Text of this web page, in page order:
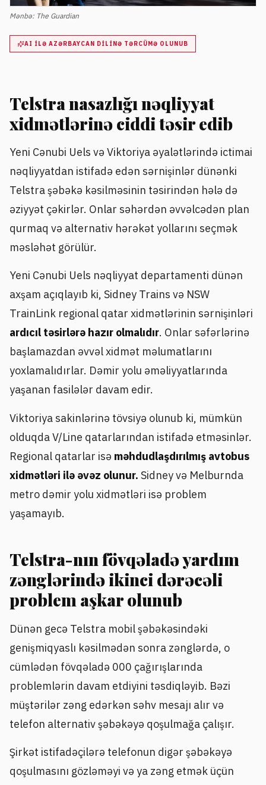
Mənbə: The Guardian
AI ILƏ AZƏRBAYCAN DILINƏ TƏRCÜMƏ OLUNUB
Telstra nasazlığı nəqliyyat
xidmətlərinə ciddi təsir edib
Yeni Cənubi Uels və Viktoriya əyalətlərində ictimai
nəqliyyatdan istifadə edən sərnişinlər dünənki
Telstra şəbəkə kəsilməsinin təsirindən hələ də
əziyyət çəkirlər. Onlar səhərdən əvvəlcədən plan
qurmaq və alternativ hərəkət yollarını seçmək
məsləhət görülür.
Yeni Cənubi Uels nəqliyyat departamenti dünən
axşam açıqlayıb ki, Sidney Trains və NSW
TrainLink regional qatar xidmətlərinin sərnişinləri
ardıcıl təsirlərə hazır olmalıdır. Onlar səfərlərinə
başlamazdan əvvəl xidmət məlumatlarını
yoxlamalıdırlar. Dəmir yolu əməliyyatlarında
yaşanan fasilələr davam edir.
Viktoriya sakinlərinə tövsiyə olunub ki, mümkün
olduqda V/Line qatarlarından istifadə etməsinlər.
Regional qatarlar isə məhdudlaşdırılmış avtobus
xidmətləri ilə əvəz olunur. Sidney və Melburnda
metro dəmir yolu xidmətləri isə problem
yaşamayıb.
Telstra-nın fövqəladə yardım
zənglərində ikinci dərəcəli
problem aşkar olunub
Dünən gecə Telstra mobil şəbəkəsindəki
genişmiqyaslı kəsilmədən sonra zənglərdə, o
cümlədən fövqəladə 000 çağırışlarında
problemlərin davam etdiyini təsdiqləyib. Bəzi
müştərilər zəng edərkən səhv mesajı alır və
telefon alternativ şəbəkəyə qoşulmağa çalışır.
Şirkət istifadəçilərə telefonun digər şəbəkəyə
qoşulmasını gözləməyi və ya zəng etmək üçün